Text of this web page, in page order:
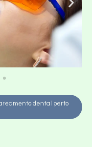
dental perto